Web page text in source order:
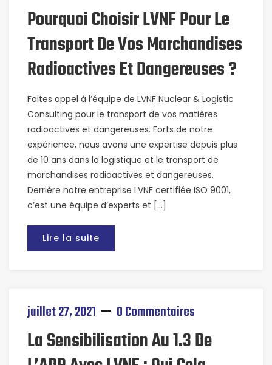
Pourquoi Choisir LVNF Pour Le
Transport De Vos Marchandises
Radioactives Et Dangereuses ?
Faites appel à l’équipe de LVNF Nuclear & Logistic
Consulting pour le transport de vos matières
radioactives et dangereuses. Forts de notre
expérience, nous avons une expertise depuis plus
de 10 ans dans la logistique et le transport de
marchandises radioactives et dangereuses.
Derrière notre entreprise LVNF certifiée ISO 9001,
c’est une équipe d’experts et […]
Lire la suite
juillet 27, 2021 0 Commentaires
La Sensibilisation Au 1.3 De